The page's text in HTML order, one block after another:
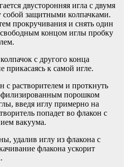
двусторонняя игла с двумя
защитными колпачками.
прокручивания и снять один
концом иглы пробку
с другого конца
прикасаясь к самой игле.
с растворителем и проткнуть
порошком
введя иглу примерно на
попадет во флакон с
вакуума.
удалив иглу из флакона с
флакона ускорит